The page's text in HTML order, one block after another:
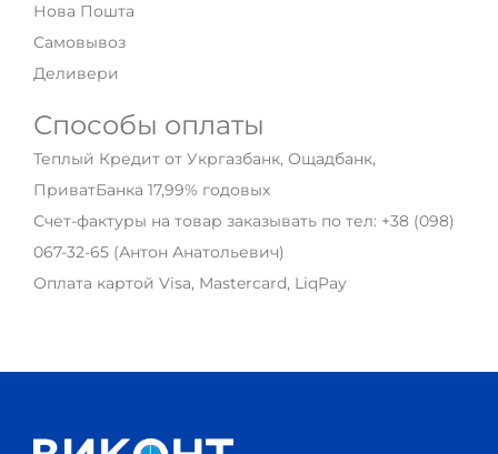
Нова Пошта
Самовывоз
Деливери
Способы оплаты
Теплый Кредит от Укргазбанк, Ощадбанк,
ПриватБанка 17,99% годовых
Счет-фактуры на товар заказывать по тел: +38 (098)
067-32-65 (Антон Анатольевич)
Оплата картой Visa, Mastercard, LiqPay